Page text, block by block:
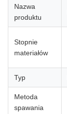
Nazwa
produktu
Stopnie
materiałów
Typ
Metoda
spawania